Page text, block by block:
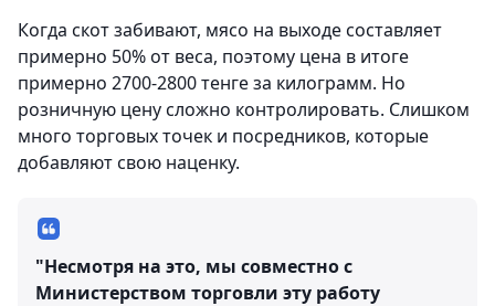
Когда скот забивают, мясо на выходе составляет
примерно 50% от веса, поэтому цена в итоге
примерно 2700-2800 тенге за килограмм. Но
розничную цену сложно контролировать. Слишком
много торговых точек и посредников, которые
добавляют свою наценку.
"Несмотря на это, мы совместно с
Министерством торговли эту работу